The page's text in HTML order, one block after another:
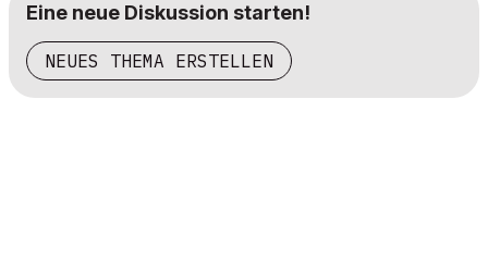
Eine neue Diskussion starten!
NEUES THEMA ERSTELLEN